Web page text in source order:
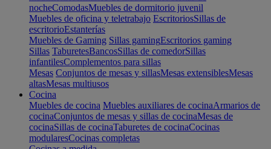
nocheComodasMuebles de dormitorio juvenil
Muebles de oficina y teletrabajo EscritoriosSillas de
escritorioEstanterías
Muebles de Gaming Sillas gamingEscritorios gaming
Sillas TaburetesBancosSillas de comedorSillas
infantilesComplementos para sillas
Mesas Conjuntos de mesas y sillasMesas extensiblesMesas
altasMesas multiusos
Cocina
Muebles de cocina Muebles auxiliares de cocinaArmarios de
cocinaConjuntos de mesas y sillas de cocinaMesas de
cocinaSillas de cocinaTaburetes de cocinaCocinas
modularesCocinas completas